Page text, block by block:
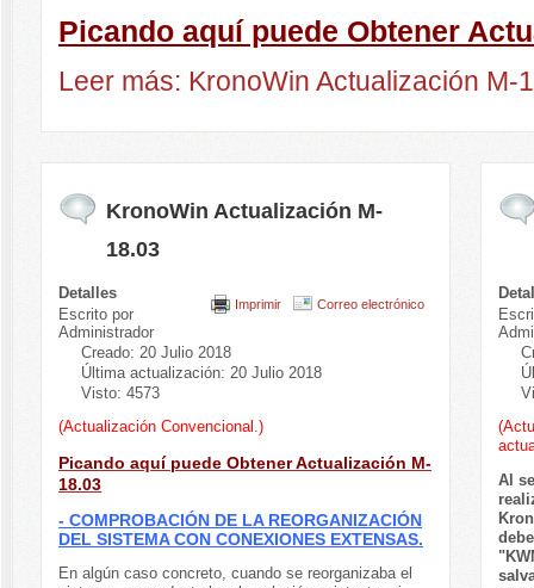
Picando aquí puede Obtener
Leer más: KronoWin Actualización M-
KronoWin Actualización M-
18.03
Imprimir Correo electrónico
Detalles
Escrito por
Administrador
Creado: 20 Julio 2018
Última actualización: 20 Julio 2018
Visto: 4573
(Actualización Convencional.)
Picando aquí puede Obtener Actualización M-
18.03
- COMPROBACIÓN DE LA REORGANIZACIÓN
DEL SISTEMA CON CONEXIONES EXTENSAS.
En algún caso concreto, cuando se reorganizaba el
Al